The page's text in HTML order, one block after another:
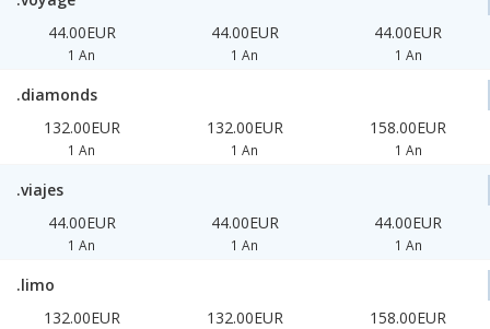
44.00EUR
1 An
44.00EUR
1 An
44.00EUR
1 An
.diamonds
132.00EUR
1 An
132.00EUR
1 An
158.00EUR
1 An
.viajes
44.00EUR
1 An
44.00EUR
1 An
44.00EUR
1 An
.limo
132.00EUR
132.00EUR 158.00EUR